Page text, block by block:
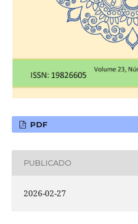
PDF
PUBLICADO
2026-02-27